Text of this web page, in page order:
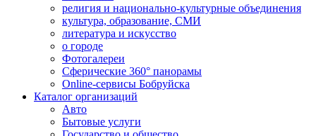
религия и национально-культурные объединения
культура, образование, СМИ
литература и искусство
о городе
Фотогалереи
Сферические 360° панорамы
Online-сервисы Бобруйска
Каталог организаций
Авто
Бытовые услуги